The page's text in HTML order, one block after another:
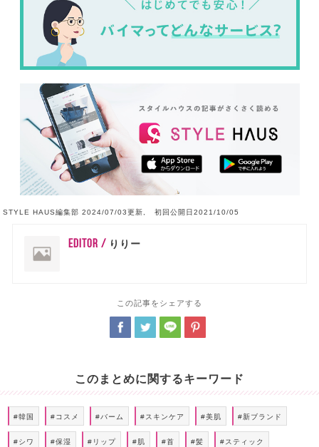
STYLE HAUS編集部 2024/07/03更新, 初回公開日2021/10/05
EDITOR / りりー
この記事をシェアする
このまとめに関するキーワード
#韓国 #コスメ #バーム #スキンケア #美肌 #新ブランド
#シワ #保湿 #リップ #肌 #首 #髪 #スティック